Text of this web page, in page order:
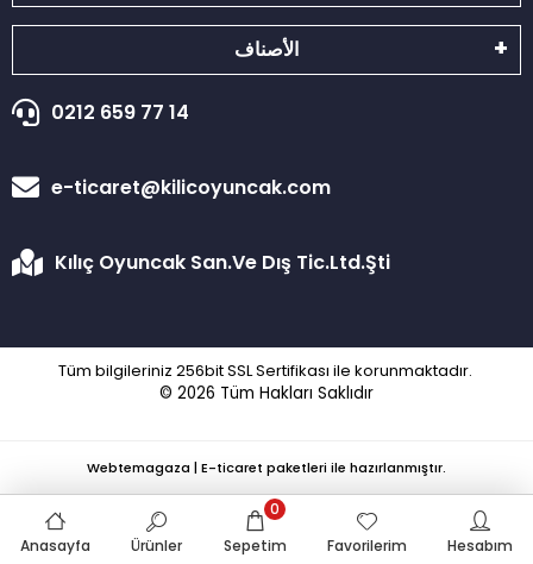
الأصناف
0212 659 77 14
e-ticaret@kilicoyuncak.com
Kılıç Oyuncak San.Ve Dış Tic.Ltd.Şti
Tüm bilgileriniz 256bit SSL Sertifikası ile korunmaktadır.
© 2026 Tüm Hakları Saklıdır
Anasayfa Ürünler Sepetim
0
Favorilerim
Hesabım
Webtemagaza | E-ticaret paketleri ile hazırlanmıştır.